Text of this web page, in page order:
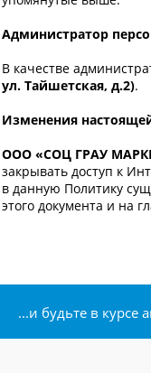
Администратор
В качестве
ул. Тайшетская, д.2).
Изменения
ООО «СОЦ ГРАУ
закрывать доступ к
в данную Политику
этого документа и на
...и будьте в курсе